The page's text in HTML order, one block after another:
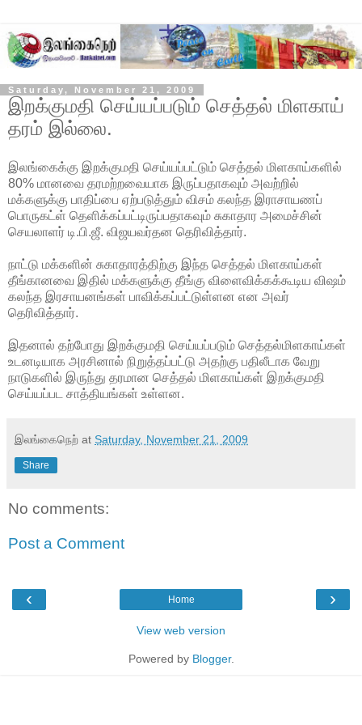
Saturday, November 21, 2009
இறக்குமதி செய்யப்படும் செத்தல் மிளகாய்
தரம் இல்லை.
இலங்கைக்கு இறக்குமதி செய்யப்பட்டும் செத்தல் மிளகாய்களில்
80% மானவை தரமற்றவையாக இருப்பதாகவும் அவற்றில்
மக்களுக்கு பாதிப்பை ஏற்படுத்தும் விசம் கலந்த இராசாயணப்
பொருகட்ள் தெளிக்கப்பட்டிருப்பதாகவும் சுகாதார அமைச்சின்
செயலாளர் டி.பி.ஜீ. விஜயவர்தன தெரிவித்தார்.
நாட்டு மக்களின் சுகாதாரத்திற்கு இந்த செத்தல் மிளகாய்கள்
தீங்கானவை இதில் மக்களுக்கு தீங்கு விளைவிக்கக்கூடிய விஷம்
கலந்த இரசாயனங்கள் பாவிக்கப்பட்டுள்ளன என அவர்
தெரிவித்தார்.
இதனால் தற்போது இறக்குமதி செய்யப்படும் செத்தல்மிளகாய்கள்
உடனடியாக அரசினால் நிறுத்தப்பட்டு அதற்கு பதிலீடாக வேறு
நாடுகளில் இருந்து தரமான செத்தல் மிளகாய்கள் இறக்குமதி
செய்யப்பட சாத்தியங்கள் உள்ளன.
இலங்கைநெற் at Saturday, November 21, 2009
Share
No comments:
Post a Comment
‹ ›
Home
View web version
Powered by Blogger.